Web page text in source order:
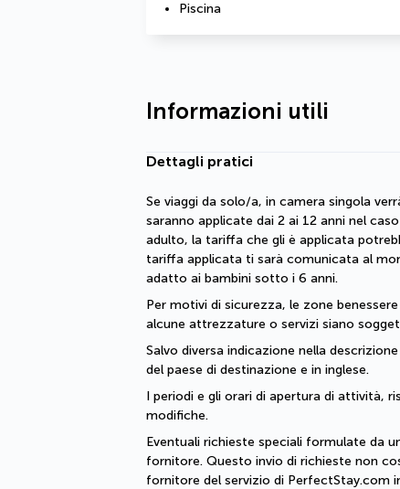
Piscina
Informazioni utili
Dettagli pratici
Se viaggi da solo/a, in camera singola
saranno applicate dai 2 ai 12 anni nel
adulto, la tariffa che gli è applicata
tariffa applicata ti sarà comunicata al
adatto ai bambini sotto i 6 anni.
Per motivi di sicurezza, le zone
alcune attrezzature o servizi siano
Salvo diversa indicazione nella
del paese di destinazione e in inglese.
I periodi e gli orari di apertura di attività,
modifiche.
Eventuali richieste speciali formulate da
fornitore. Questo invio di richieste non
fornitore del servizio di PerfectStay.com